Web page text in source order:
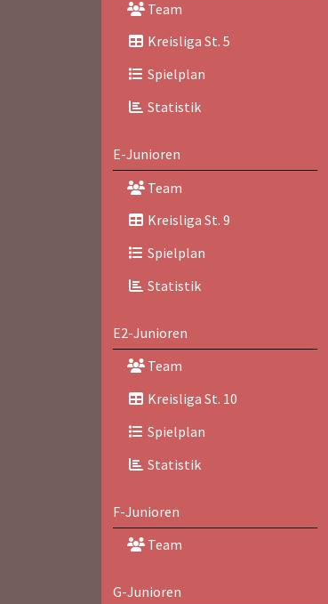
Team
Kreisliga St. 5
Spielplan
Statistik
E-Junioren
Team
Kreisliga St. 9
Spielplan
Statistik
E2-Junioren
Team
Kreisliga St. 10
Spielplan
Statistik
F-Junioren
Team
G-Junioren